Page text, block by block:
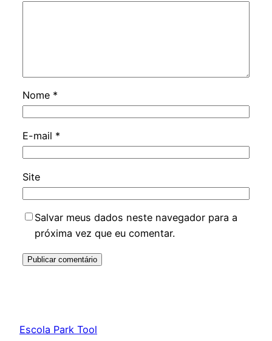
Nome *
E-mail *
Site
Salvar meus dados neste navegador para a
próxima vez que eu comentar.
Escola Park Tool